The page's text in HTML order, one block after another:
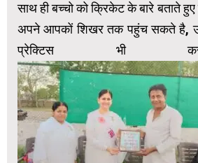
साथ ही बच्चो को क्रिकेट के बारे बताते
अपने आपकों शिखर तक पहुंच सकते है,
प्रेक्टिस भी